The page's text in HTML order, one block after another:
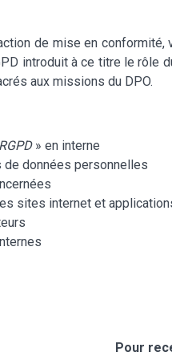
de mise en
introduit à ce titre le rôle
aux missions du DPO.
» en interne
données personnelles
sites internet et
Pour